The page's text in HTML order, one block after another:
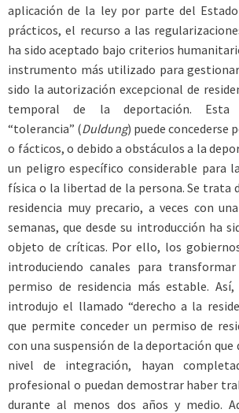
aplicación de la ley por parte del
prácticos, el recurso a las
ha sido aceptado bajo criterios
instrumento más utilizado para
sido la autorización excepcional de
temporal de la deportación. Esta
“tolerancia” (Duldung) puede concederse
o fácticos, o debido a obstáculos a la
un peligro específico considerable para
física o la libertad de la persona. Se trata
residencia muy precario, a veces con
semanas, que desde su introducción ha
objeto de críticas. Por ello, los
introduciendo canales para
permiso de residencia más estable. Así,
introdujo el llamado “derecho a la
que permite conceder un permiso de
con una suspensión de la deportación
nivel de integración, hayan
profesional o puedan demostrar haber
durante al menos dos años y medio.